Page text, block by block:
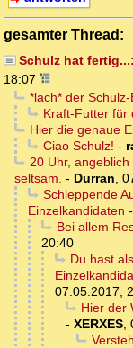
gesamter Thread:
Schulz hat
18:07
*lach* der Schulz-
Kraft-Futter für
Hier die genaue
Ciao Schulz! -
20 Uhr,
seltsam. - Durran,
Schleppende
Einzelkandidaten -
Bei allem
20:40
Du hast
07.05.2017,
Hier der
- XERXES,